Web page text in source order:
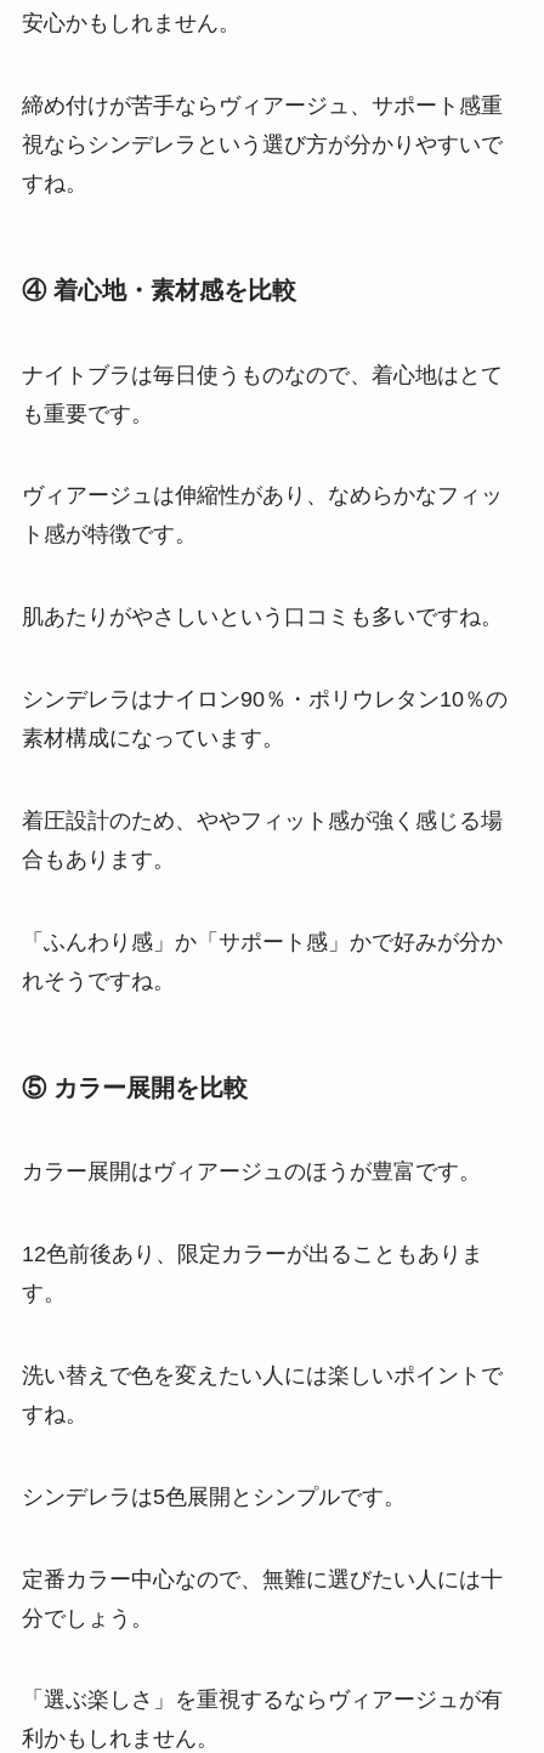
安心かもしれません。
締め付けが苦手ならヴィアージュ、サポート感重
視ならシンデレラという選び方が分かりやすいで
すね。
④ 着心地・素材感を比較
ナイトブラは毎日使うものなので、着心地はとて
も重要です。
ヴィアージュは伸縮性があり、なめらかなフィッ
ト感が特徴です。
肌あたりがやさしいという口コミも多いですね。
シンデレラはナイロン90％・ポリウレタン10％の
素材構成になっています。
着圧設計のため、ややフィット感が強く感じる場
合もあります。
「ふんわり感」か「サポート感」かで好みが分か
れそうですね。
⑤ カラー展開を比較
カラー展開はヴィアージュのほうが豊富です。
12色前後あり、限定カラーが出ることもありま
す。
洗い替えで色を変えたい人には楽しいポイントで
すね。
シンデレラは5色展開とシンプルです。
定番カラー中心なので、無難に選びたい人には十
分でしょう。
「選ぶ楽しさ」を重視するならヴィアージュが有
利かもしれません。